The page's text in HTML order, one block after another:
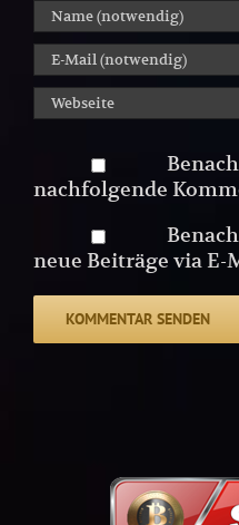
nachfolgende
neue Beiträge via E-